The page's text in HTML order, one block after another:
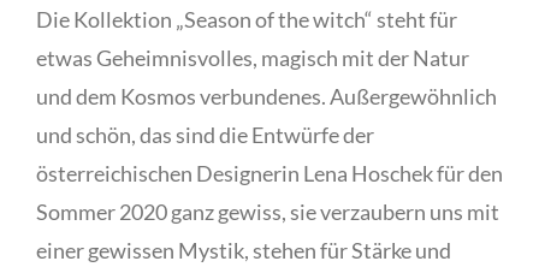
Die Kollektion „Season of the witch“ steht für
etwas Geheimnisvolles, magisch mit der Natur
und dem Kosmos verbundenes. Außergewöhnlich
und schön, das sind die Entwürfe der
österreichischen Designerin Lena Hoschek für den
Sommer 2020 ganz gewiss, sie verzaubern uns mit
einer gewissen Mystik, stehen für Stärke und